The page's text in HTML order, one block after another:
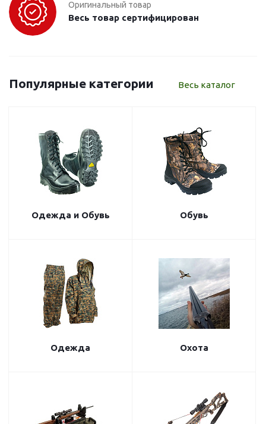
Оригинальный товар
Весь товар сертифицирован
Популярные категории Весь каталог
Одежда и Обувь Обувь
Одежда Охота